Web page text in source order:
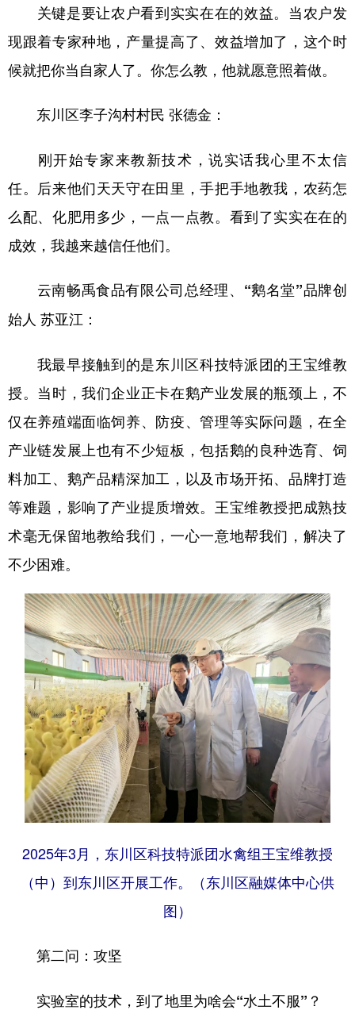
关键是要让农户看到实实在在的效益。当农户发
现跟着专家种地，产量提高了、效益增加了，这个时
候就把你当自家人了。你怎么教，他就愿意照着做。
东川区李子沟村村民 张德金：
刚开始专家来教新技术，说实话我心里不太信
任。后来他们天天守在田里，手把手地教我，农药怎
么配、化肥用多少，一点一点教。看到了实实在在的
成效，我越来越信任他们。
云南畅禹食品有限公司总经理、“鹅名堂”品牌创
始人 苏亚江：
我最早接触到的是东川区科技特派团的王宝维教
授。当时，我们企业正卡在鹅产业发展的瓶颈上，不
仅在养殖端面临饲养、防疫、管理等实际问题，在全
产业链发展上也有不少短板，包括鹅的良种选育、饲
料加工、鹅产品精深加工，以及市场开拓、品牌打造
等难题，影响了产业提质增效。王宝维教授把成熟技
术毫无保留地教给我们，一心一意地帮我们，解决了
不少困难。
2025年3月，东川区科技特派团水禽组王宝维教授
（中）到东川区开展工作。（东川区融媒体中心供
图）
第二问：攻坚
实验室的技术，到了地里为啥会“水土不服”？